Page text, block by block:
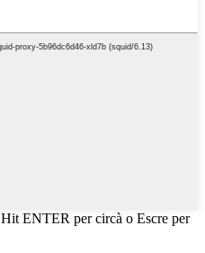
Hit ENTER per circà o Escre per